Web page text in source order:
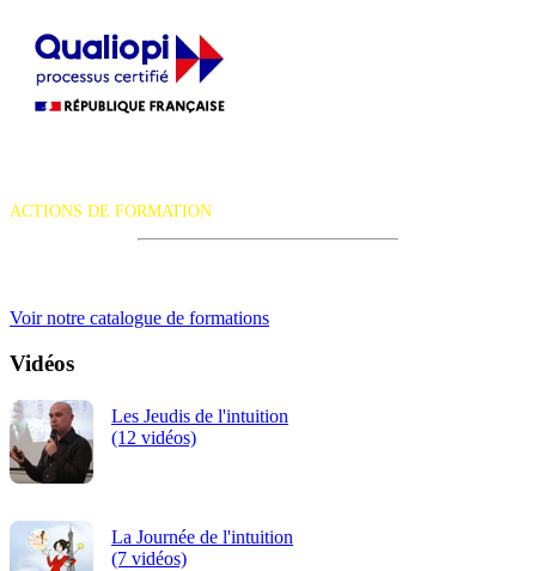
ACTIONS DE FORMATION
Voir notre catalogue de formations
Vidéos
Les Jeudis de l'intuition
(12 vidéos)
La Journée de l'intuition
(7 vidéos)